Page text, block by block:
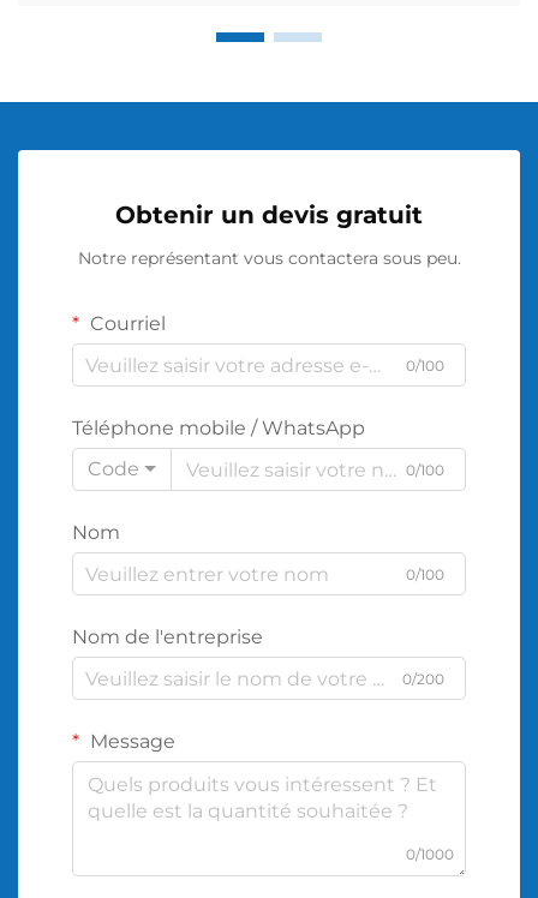
Obtenir un devis gratuit
Notre représentant vous contactera sous peu.
Courriel
0/100
Téléphone mobile / WhatsApp
Code
0/100
Nom
0/100
Nom de l'entreprise
0/200
Message
0/1000